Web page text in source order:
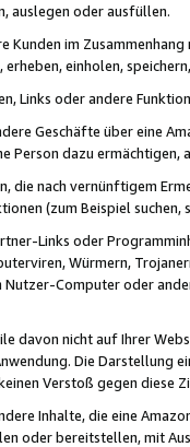
auslegen oder ausfüllen.
Kunden im
einholen,
Links oder andere
Geschäfte über eine
Person dazu
die nach vernünftigem
(zum Beispiel
Links oder
Würmern,
Computer oder
davon nicht auf Ihrer
Die Darstellung
Verstoß gegen diese
Inhalte, die eine
oder bereitstellen, mit